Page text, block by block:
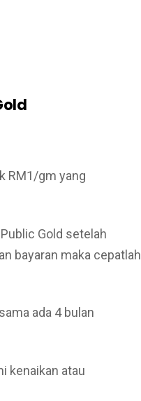
RM1/gm yang
Gold setelah
bayaran maka cepatlah
ada 4 bulan
kenaikan atau